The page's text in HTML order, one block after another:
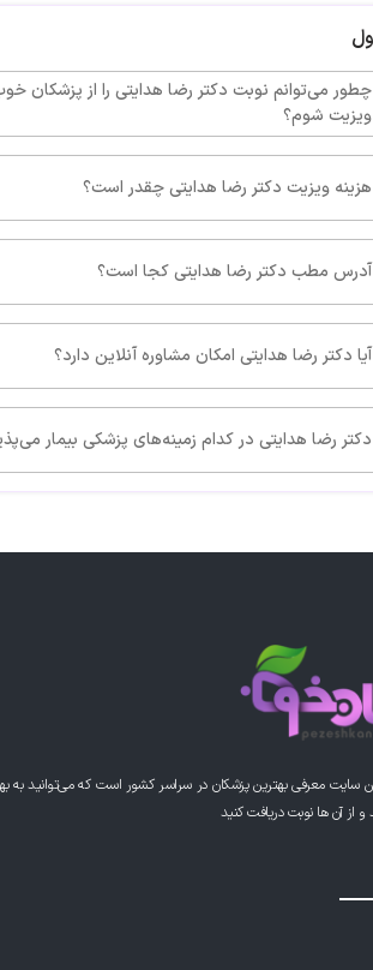
با دقت
این پزشک را پیشنهاد می کنم
این پزشک را پیشنهاد می کنم
باکلاس وکار بلد
این پزشک را پیشنهاد می کنم
چطور می‌توانم نوبت دکتر رضا هدایتی
ویزیت شوم؟
هزینه ویزیت دکتر رضا هدایتی چقدر است؟
آدرس مطب دکتر رضا هدایتی کجا است؟
آیا دکتر رضا هدایتی امکان مشاوره آنلاین دارد؟
دکتر رضا هدایتی در کدام زمینه‌های پزشکی بیمار می‌پذیرد؟
سایت معرفی بهترین پزشکان در سراسر کشور است که می‌توانید
آن ها نوبت دریافت کنید